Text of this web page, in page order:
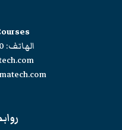
الهاتف: